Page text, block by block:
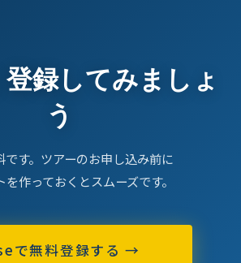
録してみましょ
う
です。ツアーのお申し込み前に
を作っておくとスムーズです。
で無料登録する →